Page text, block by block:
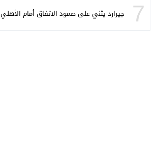
7 جيرارد يثني على صمود الاتفاق أمام الأهلي